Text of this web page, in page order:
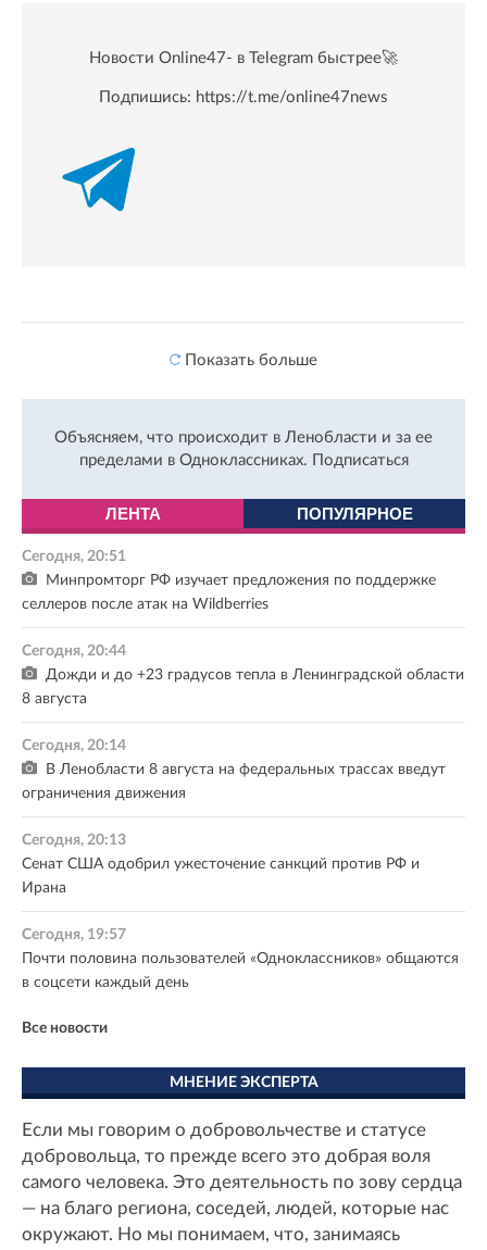
Новости Online47- в Telegram быстрее🚀
Подпишись: https://t.me/online47news
Показать больше
Объясняем, что происходит в Ленобласти и за ее
пределами в Одноклассниках. Подписаться
ЛЕНТА ПОПУЛЯРНОЕ
Сегодня, 20:51
Минпромторг РФ изучает предложения по поддержке
селлеров после атак на Wildberries
Сегодня, 20:44
Дожди и до +23 градусов тепла в Ленинградской области
8 августа
Сегодня, 20:14
В Ленобласти 8 августа на федеральных трассах введут
ограничения движения
Сегодня, 20:13
Сенат США одобрил ужесточение санкций против РФ и
Ирана
Сегодня, 19:57
Почти половина пользователей «Одноклассников» общаются
в соцсети каждый день
Все новости
МНЕНИЕ ЭКСПЕРТА
Если мы говорим о добровольчестве и статусе
добровольца, то прежде всего это добрая воля
самого человека. Это деятельность по зову сердца
— на благо региона, соседей, людей, которые нас
окружают. Но мы понимаем, что, занимаясь